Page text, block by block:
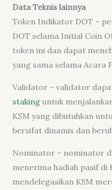
Data Teknis lainnya
Token Indikator DOT –
DOT selama Initial Coin
token ini dan dapat
yang sama selama Acara
Validator – validator
stakinguntuk
KSM yang dibutuhkan
bersifat dinamis dan
Nominator – nominator
menerima hadiah pasif di
mendelegasikan KSM